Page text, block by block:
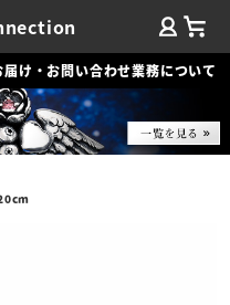
届け・お問い合わせ業務について